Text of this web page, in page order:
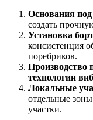
Основания
создать
Установка
консистенция
поребриков.
Производство
технологии
Локальные
отдельные
участки.